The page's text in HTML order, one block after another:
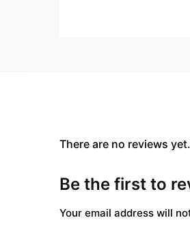
There are no reviews yet.
Be the first to
Your email address will